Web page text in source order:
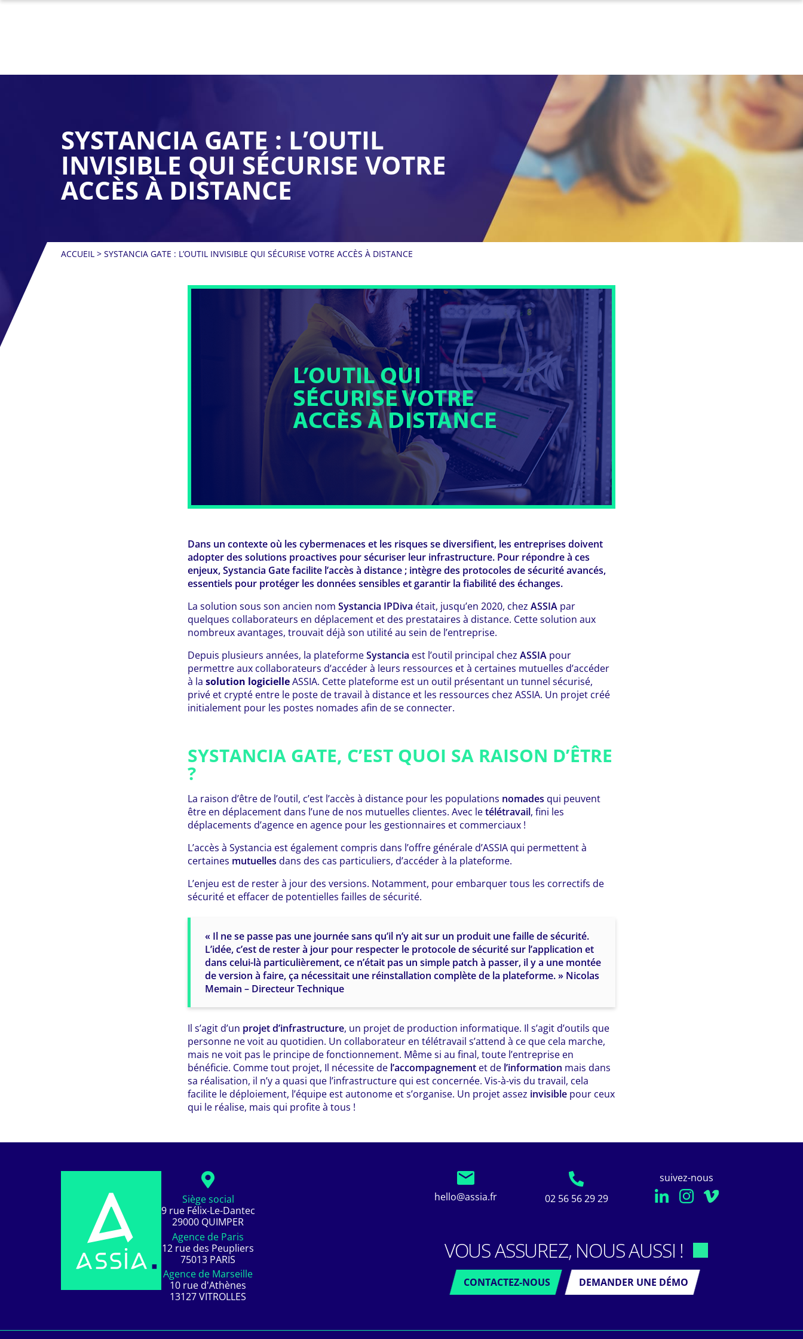
SYSTANCIA GATE : L’OUTIL
INVISIBLE QUI SÉCURISE VOTRE
ACCÈS À DISTANCE
ACCUEIL > SYSTANCIA GATE : L’OUTIL INVISIBLE QUI SÉCURISE VOTRE ACCÈS À DISTANCE
Dans un contexte où les cybermenaces et les risques se diversifient, les entreprises doivent
adopter des solutions proactives pour sécuriser leur infrastructure. Pour répondre à ces
enjeux, Systancia Gate facilite l’accès à distance ; intègre des protocoles de sécurité avancés,
essentiels pour protéger les données sensibles et garantir la fiabilité des échanges.
La solution sous son ancien nom Systancia IPDiva était, jusqu’en 2020, chez ASSIA par
quelques collaborateurs en déplacement et des prestataires à distance. Cette solution aux
nombreux avantages, trouvait déjà son utilité au sein de l’entreprise.
Depuis plusieurs années, la plateformeSystancia est l’outil principal chez ASSIA pour
permettre aux collaborateurs d’accéder à leurs ressources et à certaines mutuelles d’accéder
à la solution logicielleASSIA. Cette plateforme est un outil présentant un tunnel sécurisé,
privé et crypté entre le poste de travail à distance et les ressources chez ASSIA. Un projet créé
initialement pour les postes nomades afin de se connecter.
SYSTANCIA GATE, C’EST QUOI SA RAISON D’ÊTRE
?
La raison d’être de l’outil, c’est l’accès à distance pour les populations nomades qui peuvent
être en déplacement dans l’une de nos mutuelles clientes. Avec letélétravail, fini les
déplacements d’agence en agence pour les gestionnaires et commerciaux !
L’accès à Systancia est également compris dans l’offre générale d’ASSIA qui permettent à
certaines mutuelles dans des cas particuliers, d’accéder à la plateforme.
L’enjeu est de rester à jour des versions. Notamment, pour embarquer tous les correctifs de
sécurité et effacer de potentielles failles de sécurité.
« Il ne se passe pas une journée sans qu’il n’y ait sur un produit une faille de sécurité.
L’idée, c’est de rester à jour pour respecter le protocole de sécurité sur l’application et
dans celui-là particulièrement, ce n’était pas un simple patch à passer, il y a une montée
de version à faire, ça nécessitait une réinstallation complète de la plateforme. » Nicolas
Memain – Directeur Technique
Il s’agit d’un projet d’infrastructure, un projet de production informatique. Il s’agit d’outils que
personne ne voit au quotidien. Un collaborateur en télétravail s’attend à ce que cela marche,
mais ne voit pas le principe de fonctionnement. Même si au final, toute l’entreprise en
bénéficie. Comme tout projet, Il nécessite de l’accompagnement et de l’information mais dans
sa réalisation, il n’y a quasi que l’infrastructure qui est concernée. Vis-à-vis du travail, cela
facilite le déploiement, l’équipe est autonome et s’organise. Un projet assez invisible pour ceux
qui le réalise, mais qui profite à tous !
Siège social
9 rue Félix-Le-Dantec
29000 QUIMPER
Agence de Paris
12 rue des Peupliers
75013 PARIS
Agence de Marseille
10 rue d'Athènes
13127 VITROLLES
hello@assia.fr 02 56 56 29 29
suivez-nous
VOUS ASSUREZ, NOUS AUSSI !
CONTACTEZ-NOUS DEMANDER UNE DÉMO